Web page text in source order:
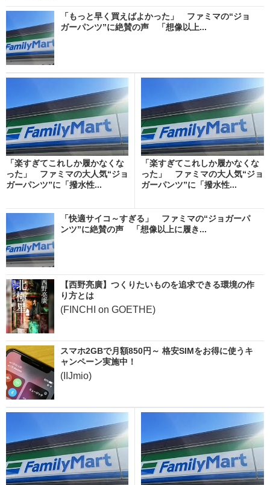
「もっと早く買えばよかった」 ファミマの“ジョ
ガーパンツ”に絶賛の声 「想像以上...
「楽すぎてこれしか履かなくな
った」 ファミマの大人気“ジョ
ガーパンツ”に「撥水性...
「楽すぎてこれしか履かなくな
った」 ファミマの大人気“ジョ
ガーパンツ”に「撥水性...
「快適サイコ～すぎる」 ファミマの“ジョガーパ
ンツ”に絶賛の声 「想像以上に履き...
【西野亮廣】つくりたいものを追求できる環境の作
り方とは
(FINCHI on GOETHE)
スマホ2GBで月額850円～ 格安SIMをお得に使うキ
ャンペーン実施中！
(IIJmio)